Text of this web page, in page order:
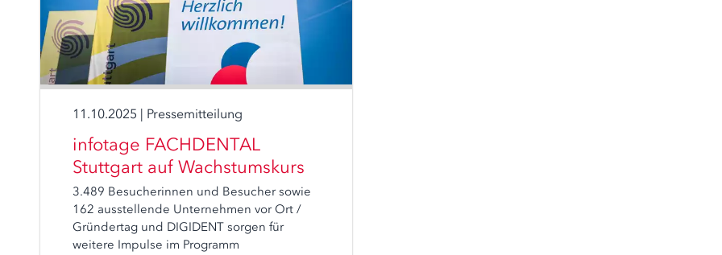
11.10.2025 | Pressemitteilung
infotage FACHDENTAL
Stuttgart auf Wachstumskurs
3.489 Besucherinnen und Besucher sowie
162 ausstellende Unternehmen vor Ort /
Gründertag und DIGIDENT sorgen für
weitere Impulse im Programm